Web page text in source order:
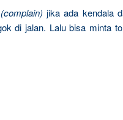
(complain) jika ada kendala
di jalan. Lalu bisa minta